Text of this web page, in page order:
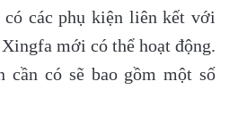
các phụ kiện liên kết với
mới có thể hoạt động.
cần có sẽ bao gồm một số